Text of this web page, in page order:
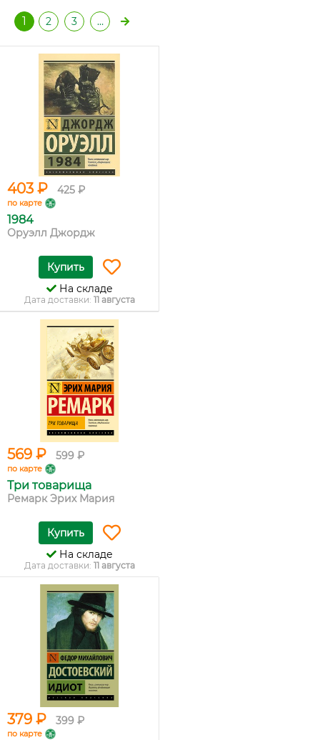
1 2 3 …
403 ₽ 425 ₽
по карте
1984
Оруэлл Джордж
Купить
На складе
Дата доставки: 11 августа
569 ₽ 599 ₽
по карте
Три товарища
Ремарк Эрих Мария
Купить
На складе
Дата доставки: 11 августа
379 ₽ 399 ₽
по карте